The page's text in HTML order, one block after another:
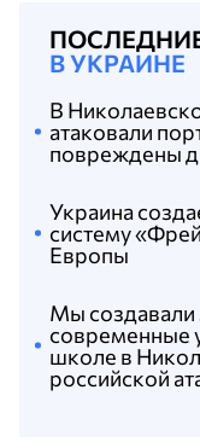
В УКРАИНЕ
Мы создавали
современные
школе в
российской
Украина
систему
Европы
В
атаковали
повреждены